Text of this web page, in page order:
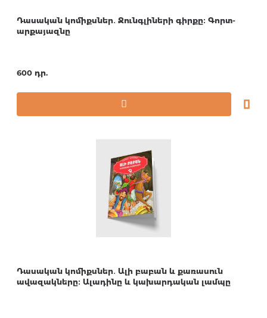
Դասական կոմիքսներ․ Ջունգլիների գիրքը։ Գորտ-
արքայազնը
600 դր.
Դասական կոմիքսներ․ Ալի բաբան և քառասուն
ավազակները։ Ալադինը և կախարդական լամպը